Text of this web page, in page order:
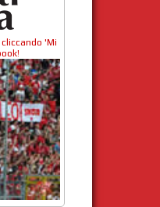
'Mi